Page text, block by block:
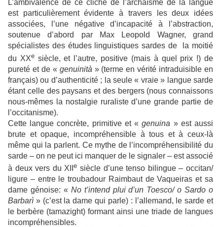
L’ambivalence de ce cliché de l’archaïsme de la langue
est particulièrement évidente à travers les deux idées
associées, l’une négative d’incapacité à l’abstraction,
soutenue d’abord par Max Leopold Wagner, grand
spécialistes des études linguistiques sardes de la moitié
du XXesiècle, et l’autre, positive (mais à quel prix !) de
pureté et de « genuinità » (terme en vérité intraduisible en
français) ou d’authenticité ; la seule « vraie » langue sarde
étant celle des paysans et des bergers (nous connaissons
nous-mêmes la nostalgie ruraliste d’une grande partie de
l’occitanisme).
Cette langue concrète, primitive et «genuina » est aussi
brute et opaque, incompréhensible à tous et à ceux-là
même qui la parlent. Ce mythe de l’incompréhensibilité du
sarde – on ne peut ici manquer de le signaler – est associé
à deux vers du XIIe siècle d’une tenso bilingue – occitan/
ligure – entre le troubadour Raimbaut de Vaqueiras et sa
dame génoise: « No t’intend plui d’un Toesco/ o Sardo o
Barbarì » (c’est la dame qui parle) : l’allemand, le sarde et
le berbère (tamazight) formant ainsi une triade de langues
incompréhensibles.